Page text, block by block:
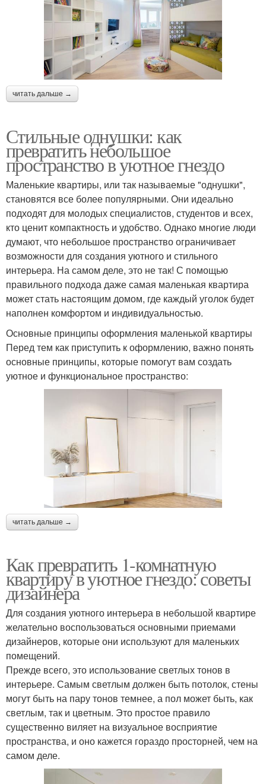
читать дальше →
Стильные однушки: как
превратить небольшое
пространство в уютное гнездо
Маленькие квартиры, или так называемые "однушки",
становятся все более популярными. Они идеально
подходят для молодых специалистов, студентов и всех,
кто ценит компактность и удобство. Однако многие люди
думают, что небольшое пространство ограничивает
возможности для создания уютного и стильного
интерьера. На самом деле, это не так! С помощью
правильного подхода даже самая маленькая квартира
может стать настоящим домом, где каждый уголок будет
наполнен комфортом и индивидуальностью.
Основные принципы оформления маленькой квартиры
Перед тем как приступить к оформлению, важно понять
основные принципы, которые помогут вам создать
уютное и функциональное пространство:
читать дальше →
Как превратить 1-комнатную
квартиру в уютное гнездо: советы
дизайнера
Для создания уютного интерьера в небольшой квартире
желательно воспользоваться основными приемами
дизайнеров, которые они используют для маленьких
помещений.
Прежде всего, это использование светлых тонов в
интерьере. Самым светлым должен быть потолок, стены
могут быть на пару тонов темнее, а пол может быть, как
светлым, так и цветным. Это простое правило
существенно виляет на визуальное восприятие
пространства, и оно кажется гораздо просторней, чем на
самом деле.